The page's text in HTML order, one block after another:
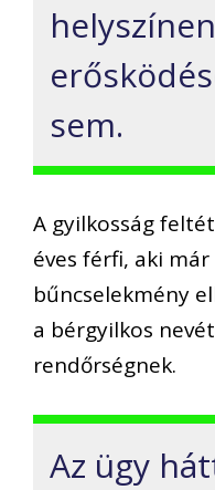
sem.
A gyilkosság
éves férfi, aki
bűncselekmény
a bérgyilkos
rendőrségnek.
Az ügy